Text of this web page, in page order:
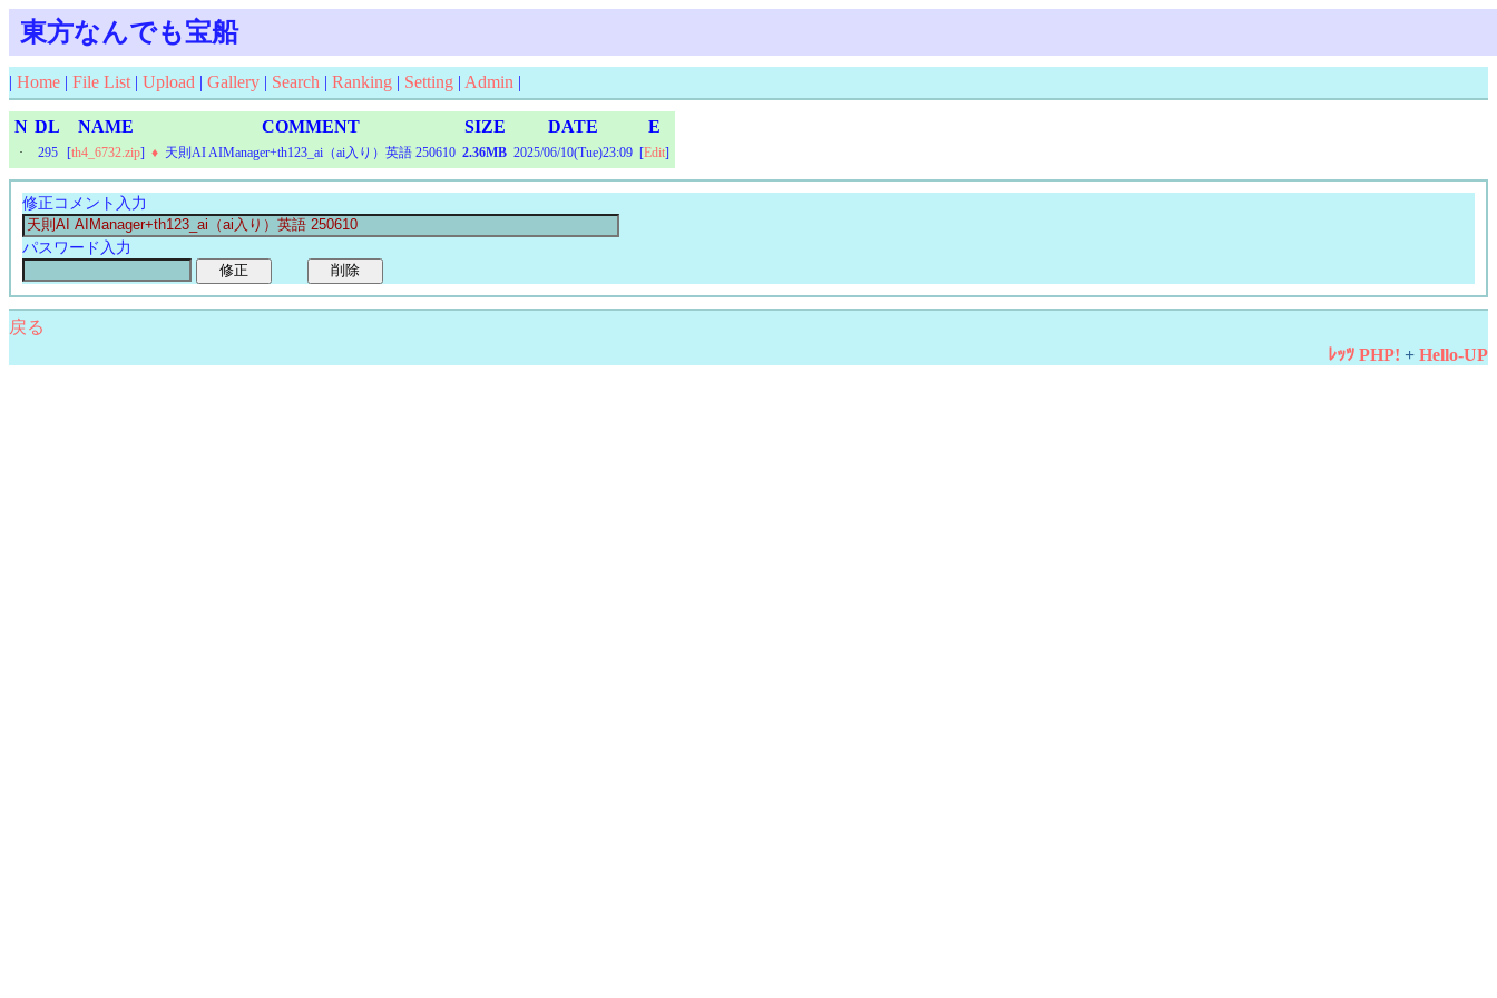
東方なんでも宝船
| Home | File List | Upload | Gallery | Search | Ranking | Setting | Admin |
N DL NAME COMMENT SIZE DATE E
· 295 [th4_6732.zip] ♦ 天則AI AIManager+th123_ai（ai入り）英語 250610 2.36MB 2025/06/10(Tue)23:09 [Edit]
修正コメント入力
パスワード入力
戻る
ﾚｯﾂ PHP! + Hello-UP